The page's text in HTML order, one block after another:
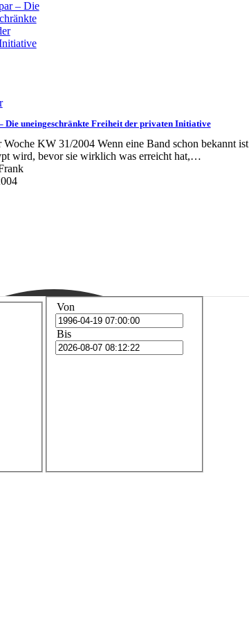
Die uneingeschränkte Freiheit der privaten Initiative
Woche KW 31/2004 Wenn eine Band schon bekannt ist
wird, bevor sie wirklich was erreicht hat,…
Von
Bis